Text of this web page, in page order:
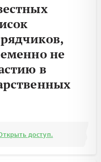
не
в
доступ.